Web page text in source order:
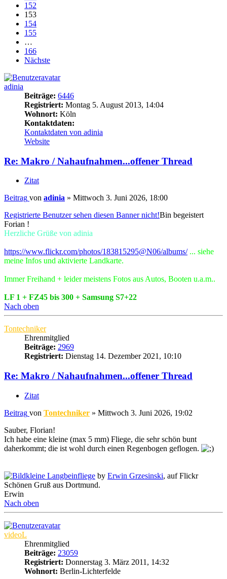
152
153
154
155
…
166
Nächste
adinia
Beiträge: 6446
Registriert: Montag 5. August 2013, 14:04
Wohnort: Köln
Kontaktdaten:
Kontaktdaten von adinia
Website
Re: Makro / Nahaufnahmen...offener Thread
Zitat
Beitrag von adinia » Mittwoch 3. Juni 2026, 18:00
Registrierte Benutzer sehen diesen Banner nicht!Bin begeistert
Forian !
Herzliche Grüße von adinia
https://www.flickr.com/photos/183815295@N06/albums/... siehe
meine Infos und aktivierte Landkarte.
Immer Freihand + leider meistens Fotos aus Autos, Booten u.a.m..
LF 1 + FZ45 bis 300 + Samsung S7+22
Nach oben
Tontechniker
Ehrenmitglied
Beiträge: 2969
Registriert: Dienstag 14. Dezember 2021, 10:10
Re: Makro / Nahaufnahmen...offener Thread
Zitat
Beitrag von Tontechniker » Mittwoch 3. Juni 2026, 19:02
Sauber, Florian!
Ich habe eine kleine (max 5 mm) Fliege, die sehr schön bunt
daherkommt; die ist wohl durch einen Regenbogen geflogen.
kleine Langbeinfliege by Erwin Grzesinski, auf Flickr
Schönen Gruß aus Dortmund.
Erwin
Nach oben
videoL
Ehrenmitglied
Beiträge: 23059
Registriert: Donnerstag 3. März 2011, 14:32
Wohnort: Berlin-Lichterfelde